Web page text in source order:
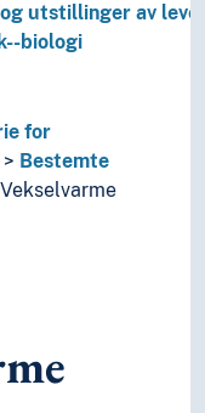
utstillinger av
biologi
virveldyr--
virveldyr--ordbøker
…
for
Bestemte
Vekselvarme